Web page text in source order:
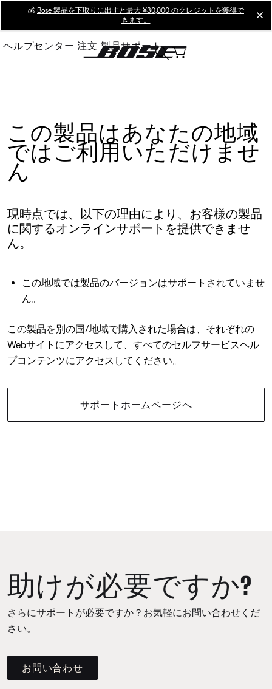
Main
💰 Bose 製品を下取りに出すと最大 ¥30,000 のクレジットを獲得で
きます。
ヘルプセンター 注文 製品サポート
この製品はあなたの地域
ではご利用いただけませ
ん
現時点では、以下の理由により、お客様の製品
に関するオンラインサポートを提供できませ
ん。
この地域では製品のバージョンはサポートされていませ
ん。
この製品を別の国/地域で購入された場合は、それぞれの
Webサイトにアクセスして、すべてのセルフサービスヘル
プコンテンツにアクセスしてください。
サポートホームページへ
助けが必要ですか?
さらにサポートが必要ですか？お気軽にお問い合わせくだ
さい。
お問い合わせ